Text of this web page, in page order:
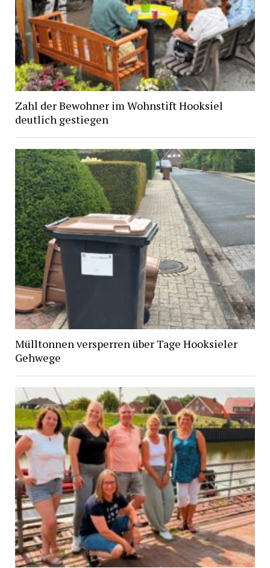
Zahl der Bewohner im Wohnstift Hooksiel
deutlich gestiegen
Mülltonnen versperren über Tage Hooksieler
Gehwege